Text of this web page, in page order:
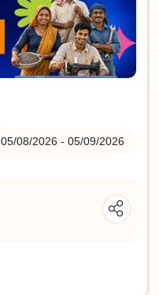
05/08/2026 - 05/09/2026